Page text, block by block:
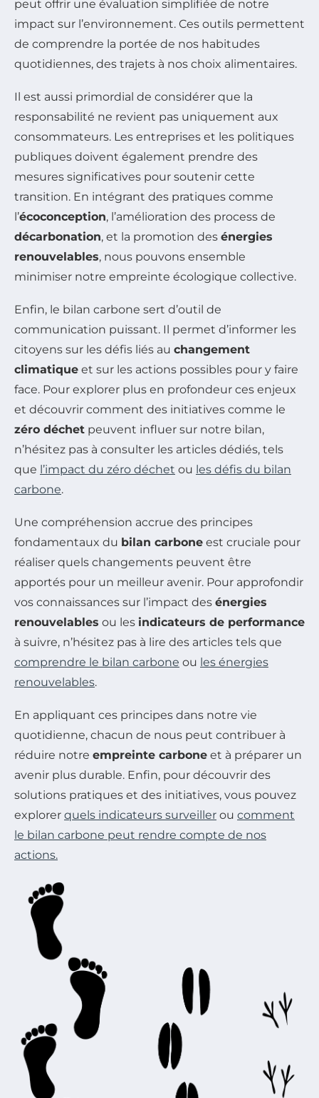
peut offrir une évaluation simplifiée de notre
impact sur l’environnement. Ces outils permettent
de comprendre la portée de nos habitudes
quotidiennes, des trajets à nos choix alimentaires.
Il est aussi primordial de considérer que la
responsabilité ne revient pas uniquement aux
consommateurs. Les entreprises et les politiques
publiques doivent également prendre des
mesures significatives pour soutenir cette
transition. En intégrant des pratiques comme
l’écoconception, l’amélioration des process de
décarbonation, et la promotion des énergies
renouvelables, nous pouvons ensemble
minimiser notre empreinte écologique collective.
Enfin, le bilan carbone sert d’outil de
communication puissant. Il permet d’informer les
citoyens sur les défis liés au changement
climatique et sur les actions possibles pour y faire
face. Pour explorer plus en profondeur ces enjeux
et découvrir comment des initiatives comme le
zéro déchet peuvent influer sur notre bilan,
n’hésitez pas à consulter les articles dédiés, tels
que l’impact du zéro déchet ou les défis du bilan
carbone.
Une compréhension accrue des principes
fondamentaux du bilan carbone est cruciale pour
réaliser quels changements peuvent être
apportés pour un meilleur avenir. Pour approfondir
vos connaissances sur l’impact des énergies
renouvelables ou les indicateurs de performance
à suivre, n’hésitez pas à lire des articles tels que
comprendre le bilan carbone ou les énergies
renouvelables.
En appliquant ces principes dans notre vie
quotidienne, chacun de nous peut contribuer à
réduire notre empreinte carbone et à préparer un
avenir plus durable. Enfin, pour découvrir des
solutions pratiques et des initiatives, vous pouvez
explorer quels indicateurs surveiller ou comment
le bilan carbone peut rendre compte de nos
actions.